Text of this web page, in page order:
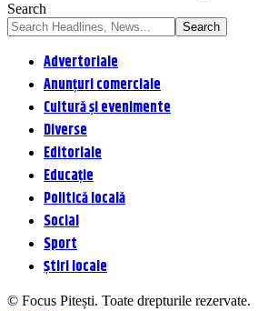
Search
Advertoriale
Anunțuri comerciale
Cultură și evenimente
Diverse
Editoriale
Educație
Politică locală
Social
Sport
Știri locale
© Focus Pitești. Toate drepturile rezervate.